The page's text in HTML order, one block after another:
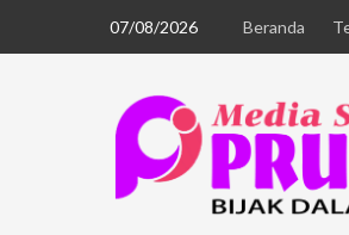
07/08/2026 Beranda